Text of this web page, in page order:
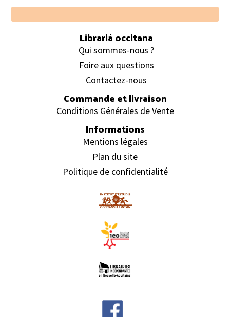
Footer
Librariá occitana
Qui sommes-nous ?
Foire aux questions
Contactez-nous
Commande et livraison
Conditions Générales de Vente
Informations
Mentions légales
Plan du site
Politique de confidentialité